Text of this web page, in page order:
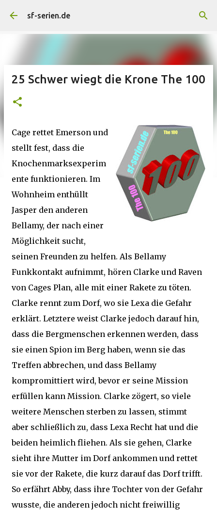
Direkt zum Hauptbereich
sf-serien.de
25 Schwer wiegt die Krone The 100
Cage rettet Emerson und
stellt fest, dass die
Knochenmarksexperim
ente funktionieren. Im
Wohnheim enthüllt
Jasper den anderen
Bellamy, der nach einer
Möglichkeit sucht,
seinen Freunden zu helfen. Als Bellamy
Funkkontakt aufnimmt, hören Clarke und Raven
von Cages Plan, alle mit einer Rakete zu töten.
Clarke rennt zum Dorf, wo sie Lexa die Gefahr
erklärt. Letztere weist Clarke jedoch darauf hin,
dass die Bergmenschen erkennen werden, dass
sie einen Spion im Berg haben, wenn sie das
Treffen abbrechen, und dass Bellamy
kompromittiert wird, bevor er seine Mission
erfüllen kann Mission. Clarke zögert, so viele
weitere Menschen sterben zu lassen, stimmt
aber schließlich zu, dass Lexa Recht hat und die
beiden heimlich fliehen. Als sie gehen, Clarke
sieht ihre Mutter im Dorf ankommen und rettet
sie vor der Rakete, die kurz darauf das Dorf trifft.
So erfährt Abby, dass ihre Tochter von der Gefahr
wusste, die anderen jedoch nicht freiwillig